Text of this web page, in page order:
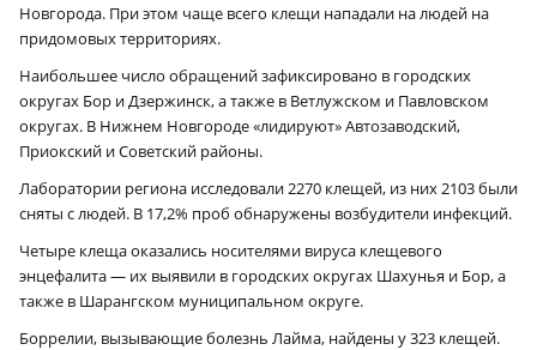
Новгорода. При этом чаще всего клещи нападали на людей на
придомовых территориях.
Наибольшее число обращений зафиксировано в городских
округах Бор и Дзержинск, а также в Ветлужском и Павловском
округах. В Нижнем Новгороде «лидируют» Автозаводский,
Приокский и Советский районы.
Лаборатории региона исследовали 2270 клещей, из них 2103 были
сняты с людей. В 17,2% проб обнаружены возбудители инфекций.
Четыре клеща оказались носителями вируса клещевого
энцефалита — их выявили в городских округах Шахунья и Бор, а
также в Шарангском муниципальном округе.
Боррелии, вызывающие болезнь Лайма, найдены у 323 клещей.